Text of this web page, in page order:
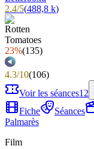
2.4/5(488,8 k)
23%(135)
4.3/10(106)
Voir les séances12
Fiche Séances
Palmarès
Film